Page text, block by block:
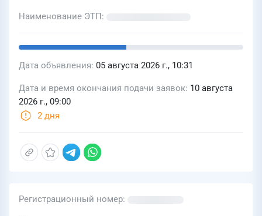
Наименование ЭТП
Дата объявления 05 августа 2026 г., 10:31
Дата и время окончания подачи заявок 10 августа
2026 г., 09:00
2 дня
Регистрационный номер